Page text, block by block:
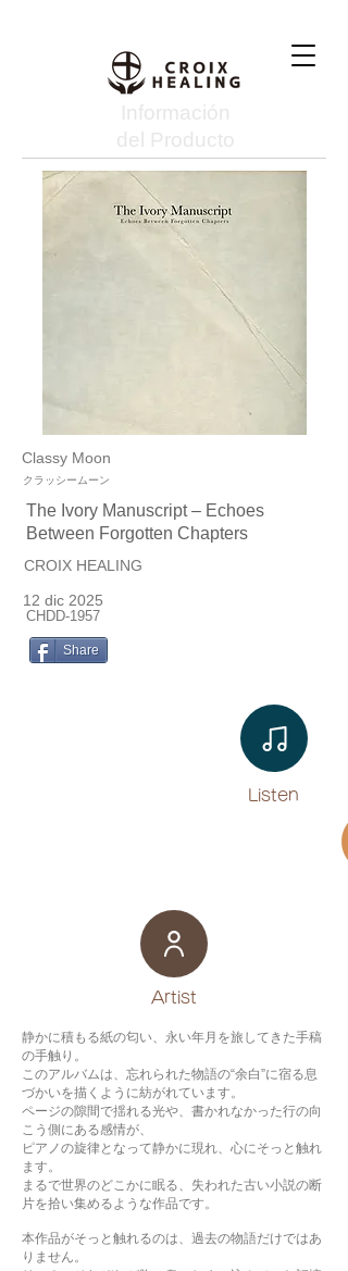
Información
del Producto
Classy Moon
クラッシームーン
The Ivory Manuscript – Echoes
Between Forgotten Chapters
CROIX HEALING
12 dic 2025
CHDD-1957
Share
Listen​
​Artist
静かに積もる紙の匂い、永い年月を旅してきた手稿
の手触り。
このアルバムは、忘れられた物語の“余白”に宿る息
づかいを描くように紡がれています。
ページの隙間で揺れる光や、書かれなかった行の向
こう側にある感情が、
ピアノの旋律となって静かに現れ、心にそっと触れ
ます。
まるで世界のどこかに眠る、失われた古い小説の断
片を拾い集めるような作品です。
本作品がそっと触れるのは、過去の物語だけではあ
りません。